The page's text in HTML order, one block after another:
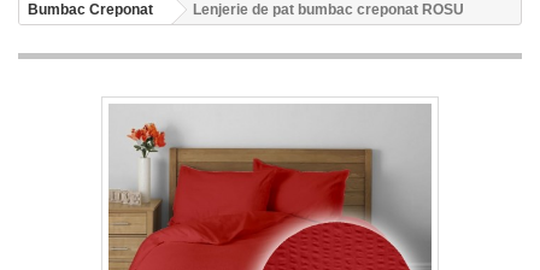
Bumbac Creponat
Lenjerie de pat bumbac creponat ROSU